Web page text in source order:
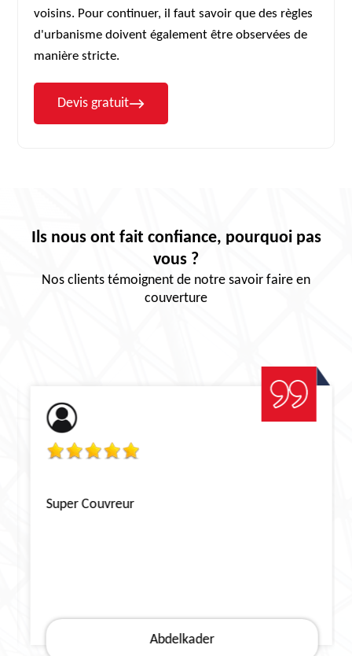
voisins. Pour continuer, il faut savoir que des règles
d'urbanisme doivent également être observées de
manière stricte.
Devis gratuit
Ils nous ont fait confiance, pourquoi pas
vous ?
Nos clients témoignent de notre savoir faire en
couverture
Super Couvreur
Abdelkader